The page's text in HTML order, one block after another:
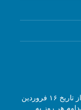
مجله آنلاین موسیقی «گفتگوی هارمونیک»، از تاریخ ۱۶ فروردین
هر روز به